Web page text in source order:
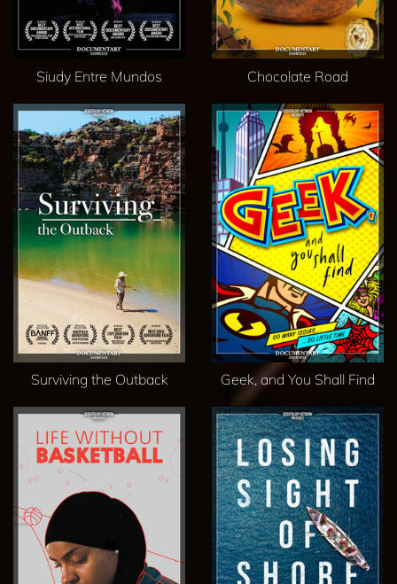
Siudy Entre Mundos Chocolate Road
Surviving the Outback Geek, and You Shall Find